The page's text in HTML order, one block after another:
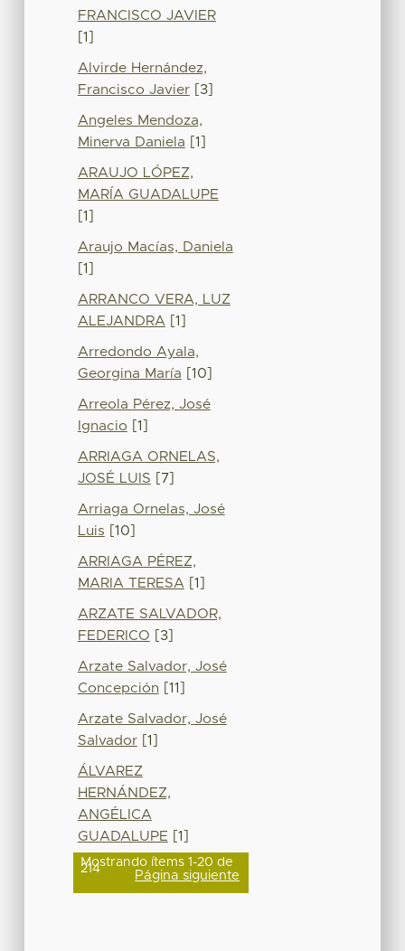
FRANCISCO JAVIER
[1]
Alvirde Hernández,
Francisco Javier[3]
Angeles Mendoza,
Minerva Daniela [1]
ARAUJO LÓPEZ,
MARÍA GUADALUPE
[1]
Araujo Macías, Daniela
[1]
ARRANCO VERA, LUZ
ALEJANDRA [1]
Arredondo Ayala,
Georgina María [10]
Arreola Pérez, José
Ignacio [1]
ARRIAGA ORNELAS,
JOSÉ LUIS [7]
Arriaga Ornelas, José
Luis [10]
ARRIAGA PÉREZ,
MARIA TERESA [1]
ARZATE SALVADOR,
FEDERICO [3]
Arzate Salvador, José
Concepción [11]
Arzate Salvador, José
Salvador[1]
ÁLVAREZ
HERNÁNDEZ,
ANGÉLICA
GUADALUPE [1]
Mostrando ítems 1-20 de
214 Página siguiente